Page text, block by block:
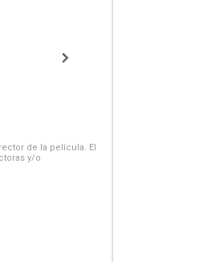
de la película. El
y/o